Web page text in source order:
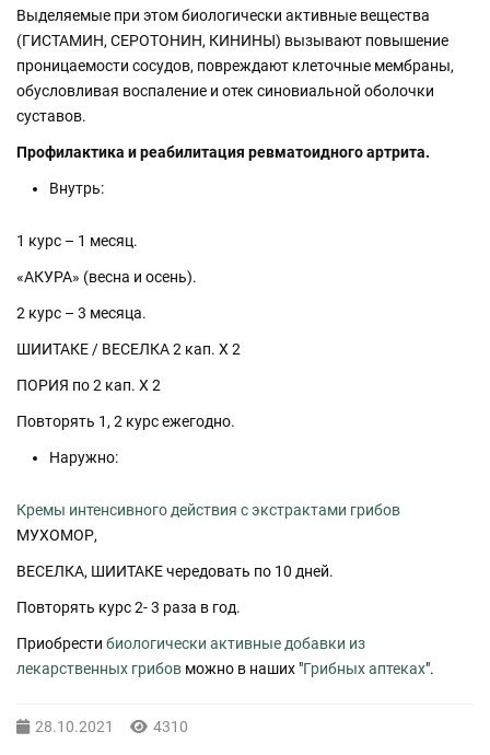
Выделяемые при этом биологически активные вещества
(ГИСТАМИН, СЕРОТОНИН, КИНИНЫ) вызывают повышение
проницаемости сосудов, повреждают клеточные мембраны,
обусловливая воспаление и отек синовиальной оболочки
суставов.
Профилактика и реабилитация ревматоидного артрита.
Внутрь:
1 курс – 1 месяц.
«АКУРА» (весна и осень).
2 курс – 3 месяца.
ШИИТАКЕ / ВЕСЕЛКА 2 кап. Х 2
ПОРИЯ по 2 кап. Х 2
Повторять 1, 2 курс ежегодно.
Наружно:
Кремы интенсивного действия с экстрактами грибов
МУХОМОР,
ВЕСЕЛКА, ШИИТАКЕ чередовать по 10 дней.
Повторять курс 2- 3 раза в год.
Приобрести биологически активные добавки из
лекарственных грибов можно в наших "Грибных аптеках".
28.10.2021 4310